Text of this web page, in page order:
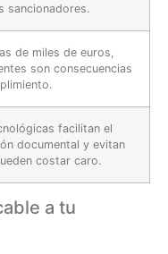
sancionadores.
de miles de euros,
son consecuencias
facilitan el
documental y evitan
costar caro.
a tu